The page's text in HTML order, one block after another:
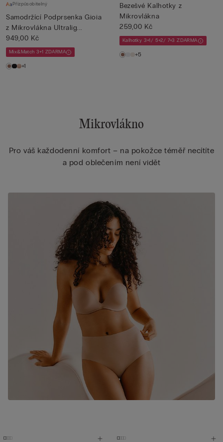
Přizpůsobitelný
Samodržící Podprsenka Gioia
z Mikrovlákna Ultralig...
949,00 Kč
Mix&Match 3+1 ZDARMA
+1
Bezešvé Kalhotky z
Mikrovlákna
259,00 Kč
Kalhotky 3+1/ 5+2/ 7+3 ZDARMA
+5
Mikrovlákno
Pro váš každodenní komfort – na pokožce téměř necítíte
a pod oblečením není vidět